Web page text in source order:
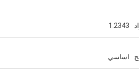
1.2343
اساسي